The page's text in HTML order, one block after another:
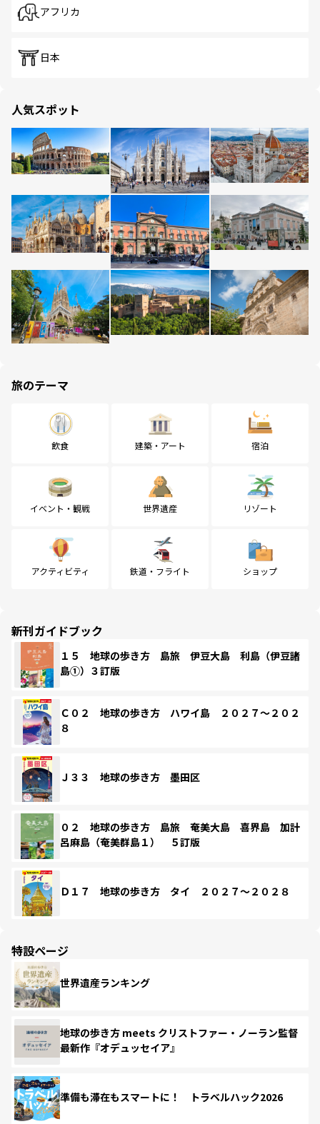
アフリカ
日本
人気スポット
旅のテーマ
飲食 建築・アート 宿泊
イベント・観戦 世界遺産 リゾート
アクティビティ 鉄道・フライト ショップ
新刊ガイドブック
１５ 地球の歩き方 島旅 伊豆大島 利島（伊豆諸
島①）３訂版
Ｃ０２ 地球の歩き方 ハワイ島 ２０２７～２０２
８
Ｊ３３ 地球の歩き方 墨田区
０２ 地球の歩き方 島旅 奄美大島 喜界島 加計
呂麻島（奄美群島１） ５訂版
Ｄ１７ 地球の歩き方 タイ ２０２７～２０２８
特設ページ
世界遺産ランキング
地球の歩き方 meets クリストファー・ノーラン監督
最新作『オデュッセイア』
準備も滞在もスマートに！ トラベルハック2026